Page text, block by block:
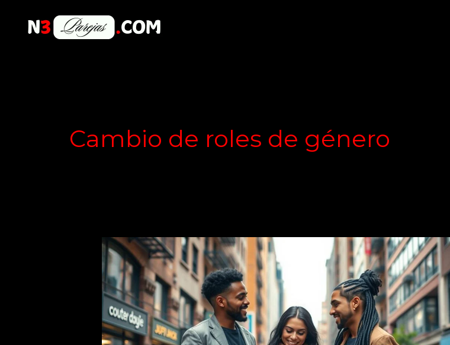
Cambio de roles de género
¿Es
tu
relación
demasiado
tradicional?
|
Descúbrelo.